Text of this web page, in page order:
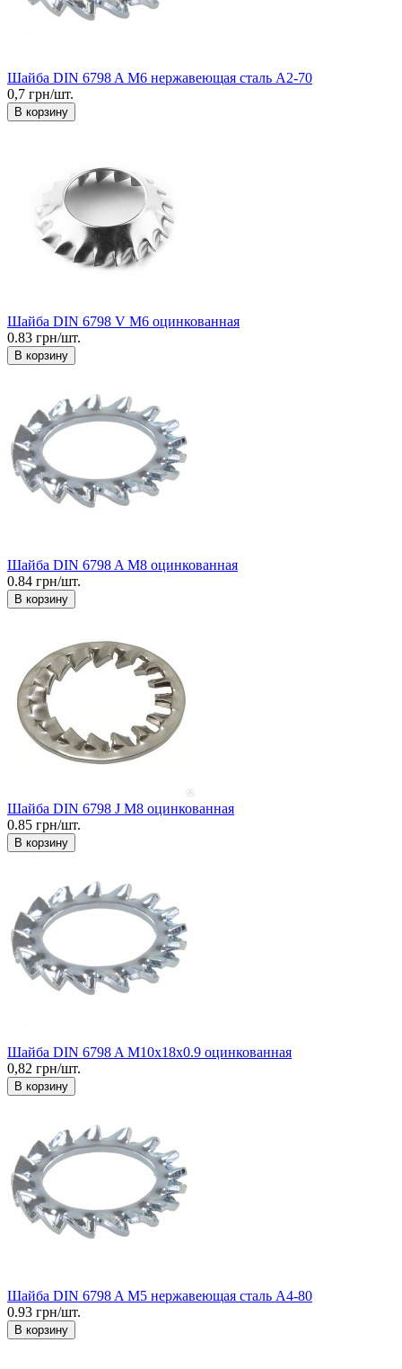
Шайба DIN 6798 A М6 нержавеющая сталь А2-70
0,7 грн/шт.
В корзину
Шайба DIN 6798 V М6 оцинкованная
0.83 грн/шт.
В корзину
Шайба DIN 6798 A М8 оцинкованная
0.84 грн/шт.
В корзину
Шайба DIN 6798 J М8 оцинкованная
0.85 грн/шт.
В корзину
Шайба DIN 6798 A М10x18x0.9 оцинкованная
0,82 грн/шт.
В корзину
Шайба DIN 6798 A М5 нержавеющая сталь А4-80
0.93 грн/шт.
В корзину